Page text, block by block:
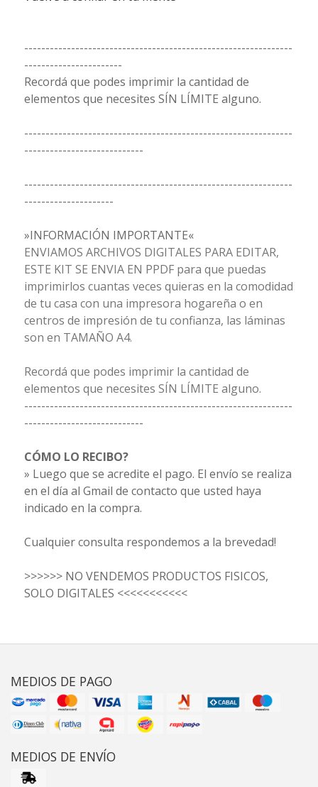
---------------------------------------------------------------
-----------------------
Recordá que podes imprimir la cantidad de
elementos que necesites SÍN LÍMITE alguno.
---------------------------------------------------------------
----------------------------
---------------------------------------------------------------
---------------------
»INFORMACIÓN IMPORTANTE«
ENVIAMOS ARCHIVOS DIGITALES PARA EDITAR,
ESTE KIT SE ENVIA EN PPDF para que puedas
imprimirlos cuantas veces quieras en la comodidad
de tu casa con una impresora hogareña o en
centros de impresión de tu confianza, las láminas
son en TAMAÑO A4.
Recordá que podes imprimir la cantidad de
elementos que necesites SÍN LÍMITE alguno.
---------------------------------------------------------------
----------------------------
CÓMO LO RECIBO?
» Luego que se acredite el pago. El envío se realiza
en el día al Gmail de contacto que usted haya
indicado en la compra.
Cualquier consulta respondemos a la brevedad!
>>>>>> NO VENDEMOS PRODUCTOS FISICOS,
SOLO DIGITALES <<<<<<<<<<<
MEDIOS DE PAGO
MEDIOS DE ENVÍO